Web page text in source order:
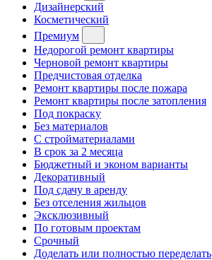
Дизайнерский
Косметический
Премиум
Недорогой ремонт квартиры
Черновой ремонт квартиры
Предчистовая отделка
Ремонт квартиры после пожара
Ремонт квартиры после затопления
Под покраску
Без материалов
С стройматериалами
В срок за 2 месяца
Бюджетный и эконом варианты
Декоративный
Под сдачу в аренду
Без отселения жильцов
Эксклюзивный
По готовым проектам
Срочный
Доделать или полностью переделать